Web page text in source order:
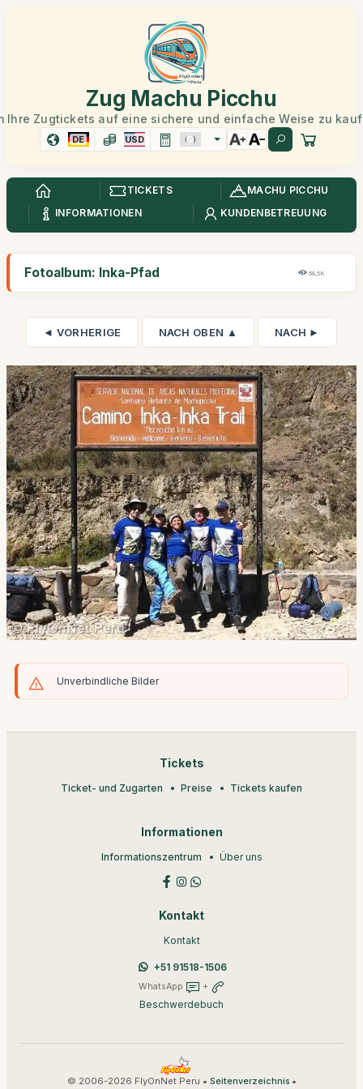
Zug Machu Picchu
Ihre Zugtickets auf eine sichere und einfache Weise zu
DE USD
TICKETS
MACHU PICCHU
INFORMATIONEN
KUNDENBETREUUNG
Fotoalbum: Inka-Pfad 68,5K
◄ VORHERIGE NACH OBEN ▲ NACH ►
Unverbindliche Bilder
Tickets
Ticket- und Zugarten Preise Tickets kaufen
Informationen
Informationszentrum Über uns
Kontakt
Kontakt
+51 91518-1506
WhatsApp +
Beschwerdebuch
© 2006-2026 FlyOnNet Peru • Seitenverzeichnis•